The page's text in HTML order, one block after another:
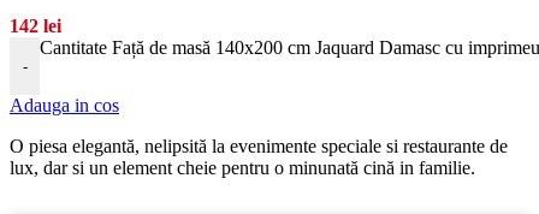
142 lei
-
Cantitate Față de masă 140x200 cm Jaquard Damasc cu
Adauga in cos
O piesa elegantă, nelipsită la evenimente speciale si restaurante de
lux, dar si un element cheie pentru o minunată cină in familie.